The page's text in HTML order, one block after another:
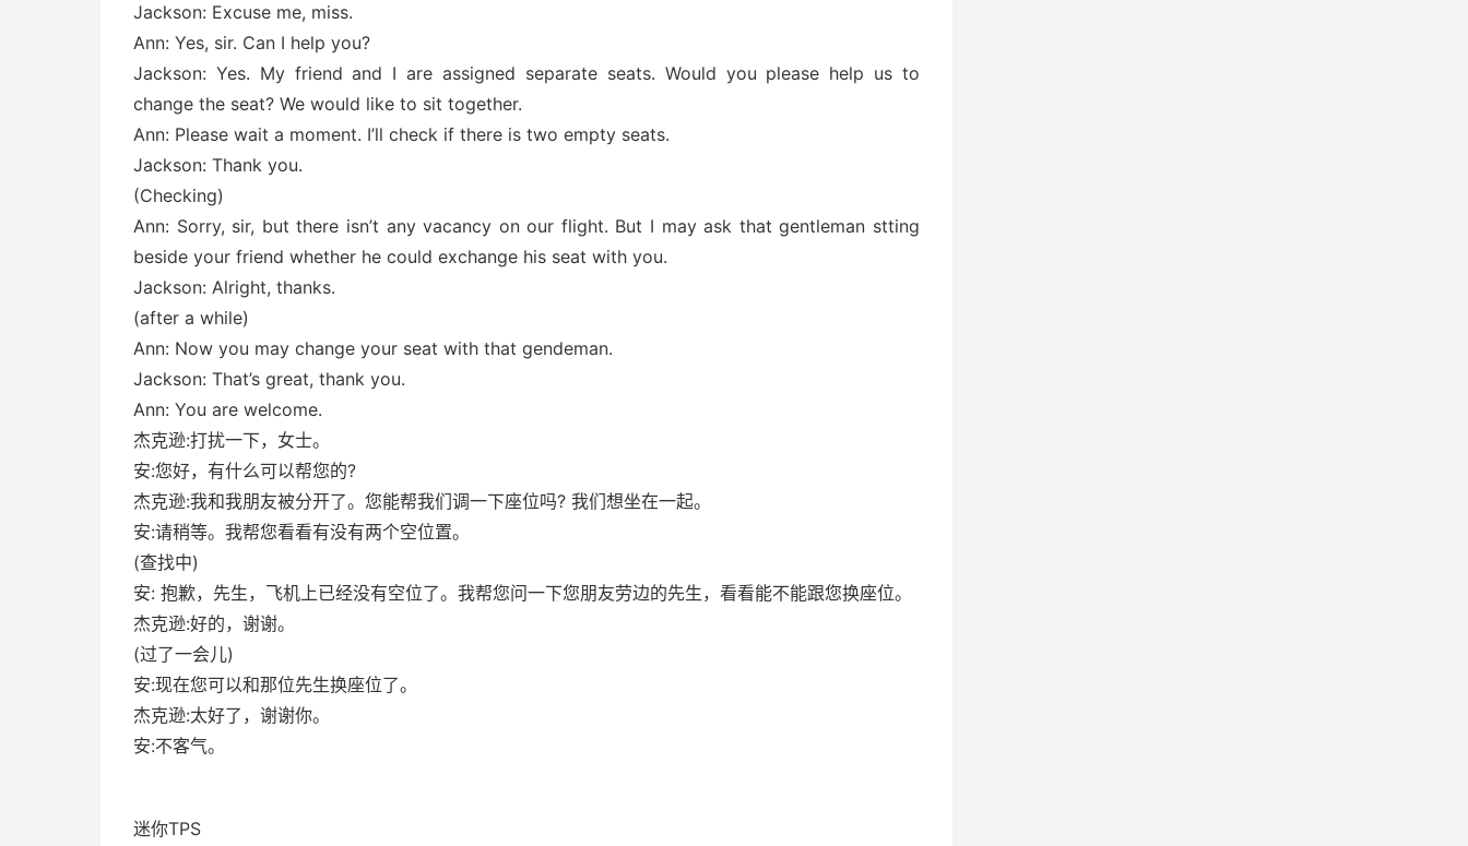
Jackson: Excuse me, miss.
Ann: Yes, sir. Can I help you?
Jackson: Yes. My friend and I are assigned separate seats. Would you please help us to
change the seat? We would like to sit together.
Ann: Please wait a moment. I’ll check if there is two empty seats.
Jackson: Thank you.
(Checking)
Ann: Sorry, sir, but there isn’t any vacancy on our flight. But I may ask that gentleman stting
beside your friend whether he could exchange his seat with you.
Jackson: Alright, thanks.
(after a while)
Ann: Now you may change your seat with that gendeman.
Jackson: That’s great, thank you.
Ann: You are welcome.
杰克逊:打扰一下，女士。
安:您好，有什么可以帮您的?
杰克逊:我和我朋友被分开了。您能帮我们调一下座位吗? 我们想坐在一起。
安:请稍等。我帮您看看有没有两个空位置。
(查找中)
安: 抱歉，先生，飞机上已经没有空位了。我帮您问一下您朋友劳边的先生，看看能不能跟您换座位。
杰克逊:好的，谢谢。
(过了一会儿)
安:现在您可以和那位先生换座位了。
杰克逊:太好了，谢谢你。
安:不客气。
迷你TPS